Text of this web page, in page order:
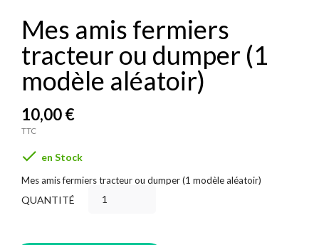
Mes amis fermiers
tracteur ou dumper (1
modèle aléatoir)
10,00 €
TTC
 en Stock
Mes amis fermiers tracteur ou dumper (1 modèle aléatoir)
QUANTITÉ